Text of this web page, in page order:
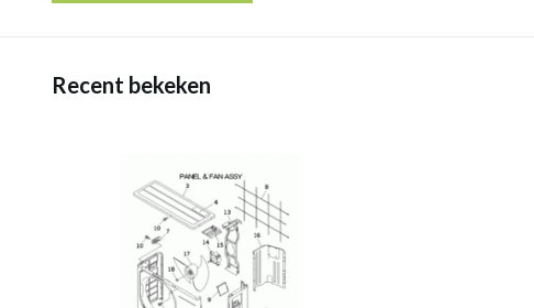
Recent bekeken